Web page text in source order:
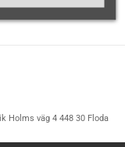
Holms väg 4 448 30 Floda